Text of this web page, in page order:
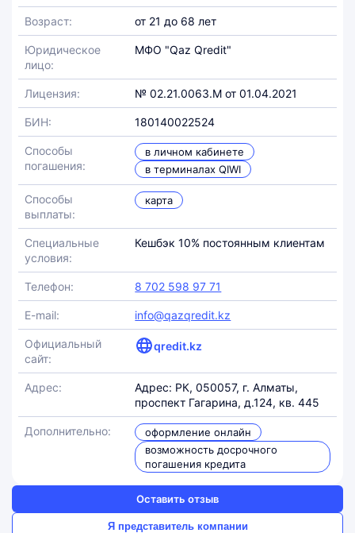
Возраст: от 21 до 68 лет
Юридическое
лицо:
МФО "Qaz Qredit"
Лицензия: № 02.21.0063.М от 01.04.2021
БИН: 180140022524
Способы
погашения:
в личном кабинете
в терминалах QIWI
Способы
выплаты:
карта
Специальные
условия:
Кешбэк 10% постоянным клиентам
Телефон: 8 702 598 97 71
E-mail: info@qazqredit.kz
Официальный
сайт:
qredit.kz
Адрес:
Адрес: РК, 050057, г. Алматы,
проспект Гагарина, д.124, кв. 445
Дополнительно:
оформление онлайн
возможность досрочного
погашения кредита
Оставить отзыв
Я представитель компании